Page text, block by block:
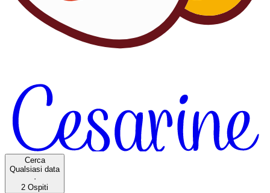
Cerca
Qualsiasi data
·
2 Ospiti